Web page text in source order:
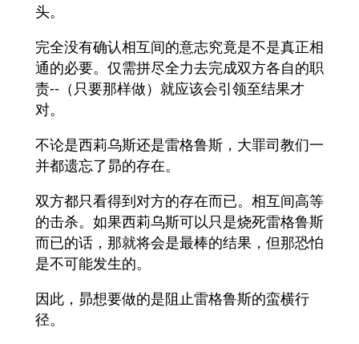
头。
完全没有确认相互间的意志究竟是不是真正相
通的必要。仅需拼尽全力去完成双方各自的职
责--（只要那样做）就应该会引领至结果才
对。
不论是西莉乌斯还是雷格鲁斯，大罪司教们一
并都遗忘了昴的存在。
双方都只看得到对方的存在而已。相互间高等
的击杀。如果西莉乌斯可以只是烧死雷格鲁斯
而已的话，那就将会是最棒的结果，但那恐怕
是不可能发生的。
因此，昴想要做的是阻止雷格鲁斯的蛮横行
径。